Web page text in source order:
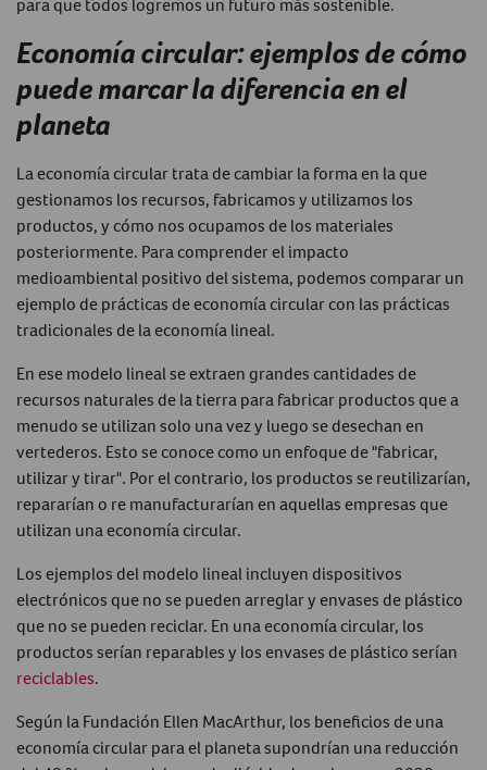
Economía circular: ejemplos de cómo
puede marcar la diferencia en el
planeta
La economía circular trata de cambiar la forma en la que
gestionamos los recursos, fabricamos y utilizamos los
productos, y cómo nos ocupamos de los materiales
posteriormente. Para comprender el impacto
medioambiental positivo del sistema, podemos comparar un
ejemplo de prácticas de economía circular con las prácticas
tradicionales de la economía lineal.
En ese modelo lineal se extraen grandes cantidades de
recursos naturales de la tierra para fabricar productos que a
menudo se utilizan solo una vez y luego se desechan en
vertederos. Esto se conoce como un enfoque de "fabricar,
utilizar y tirar". Por el contrario, los productos se reutilizarían,
repararían o re manufacturarían en aquellas empresas que
utilizan una economía circular.
Los ejemplos del modelo lineal incluyen dispositivos
electrónicos que no se pueden arreglar y envases de plástico
que no se pueden reciclar. En una economía circular, los
productos serían reparables y los envases de plástico serían
reciclables.
Según la Fundación Ellen MacArthur, los beneficios de una
economía circular para el planeta supondrían una reducción